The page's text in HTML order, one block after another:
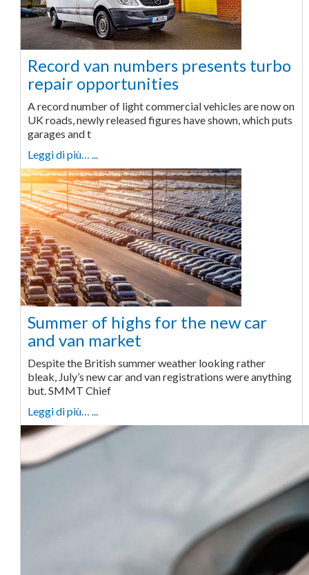
Record van numbers presents turbo
repair opportunities
A record number of light commercial vehicles are now on
UK roads, newly released figures have shown, which puts
garages and t
Leggi di più… ...
Summer of highs for the new car
and van market
Despite the British summer weather looking rather
bleak, July’s new car and van registrations were anything
but. SMMT Chief
Leggi di più… ...